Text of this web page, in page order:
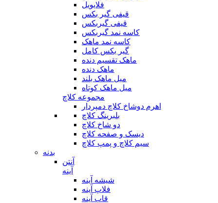
فلایویل
قیفی گیر بکس
قیفی گیربکس
کاسه نمد گیربکس
کاسه نمد ماهک
گیر بکس کامل
ماهک تقسیم دنده
ماهک دنده
میل ماهک بلند
میل ماهک کوتاه
مجموعه کلاچ
اهرم دوشاخ کلاچ دمپردار
بلبرینگ کلاچ
دو شاخ کلاچ
دیسک و صفحه کلاچ
سیم کلاچ و پمپ کلاچ
بدنه
آنتن
آینه
شیشه آینه
فلاپ آینه
قاب آینه